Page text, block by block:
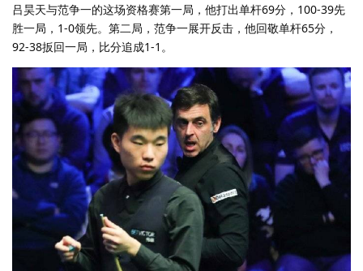
吕昊天与范争一的这场资格赛第一局，他打出单杆69分，100-39先
胜一局，1-0领先。第二局，范争一展开反击，他回敬单杆65分，
92-38扳回一局，比分追成1-1。